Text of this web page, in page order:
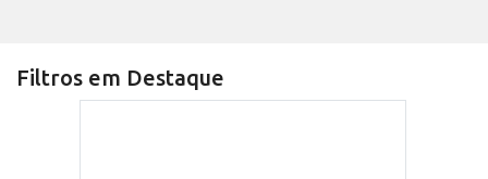
Filtros em Destaque